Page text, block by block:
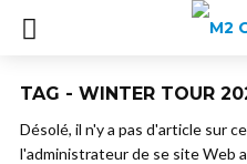
TAG - WINTER TOUR
Désolé, il n'y a pas d'article sur
l'administrateur de se site Web